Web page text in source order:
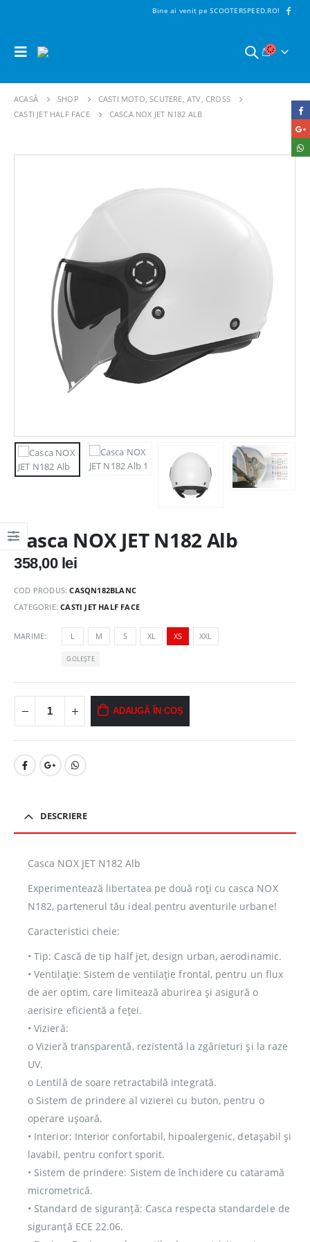
Bine ai venit pe SCOOTERSPEED.RO!
ACASĂ SHOP
CASTI MOTO, SCUTERE, ATV, CROSS
CASTI JET HALF FACE
CASCA NOX JET N182 ALB
Casca NOX JET N182 Alb
358,00 lei
COD PRODUS:CASQN182BLANC
CATEGORIE:CASTI JET HALF FACE
MARIME L M S XL XS XXL
GOLEȘTE
ADAUGĂ ÎN COȘ
DESCRIERE
Casca NOX JET N182 Alb
Experimentează libertatea pe două roți cu casca NOX
N182, partenerul tău ideal pentru aventurile urbane!
Caracteristici cheie:
• Tip: Cască de tip half jet, design urban, aerodinamic.
• Ventilație: Sistem de ventilație frontal, pentru un flux
de aer optim, care limitează aburirea și asigură o
aerisire eficientă a feței.
• Vizieră:
o Vizieră transparentă, rezistentă la zgârieturi și la raze
UV.
o Lentilă de soare retractabilă integrată.
o Sistem de prindere al vizierei cu buton, pentru o
operare ușoară.
• Interior: Interior confortabil, hipoalergenic, detașabil și
lavabil, pentru confort sporit.
• Sistem de prindere: Sistem de închidere cu cataramă
micrometrică.
• Standard de siguranță: Casca respecta standardele de
siguranță ECE 22.06.